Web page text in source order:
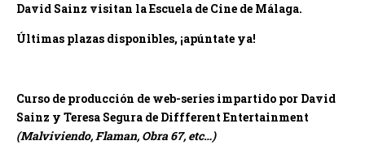
David Sainz visitan la Escuela de Cine de Málaga.
Últimas plazas disponibles, ¡apúntate ya!
Curso de producción de web-series impartido por David
Sainz y Teresa Segura de Diffferent Entertainment
(Malviviendo, Flaman, Obra 67, etc…)